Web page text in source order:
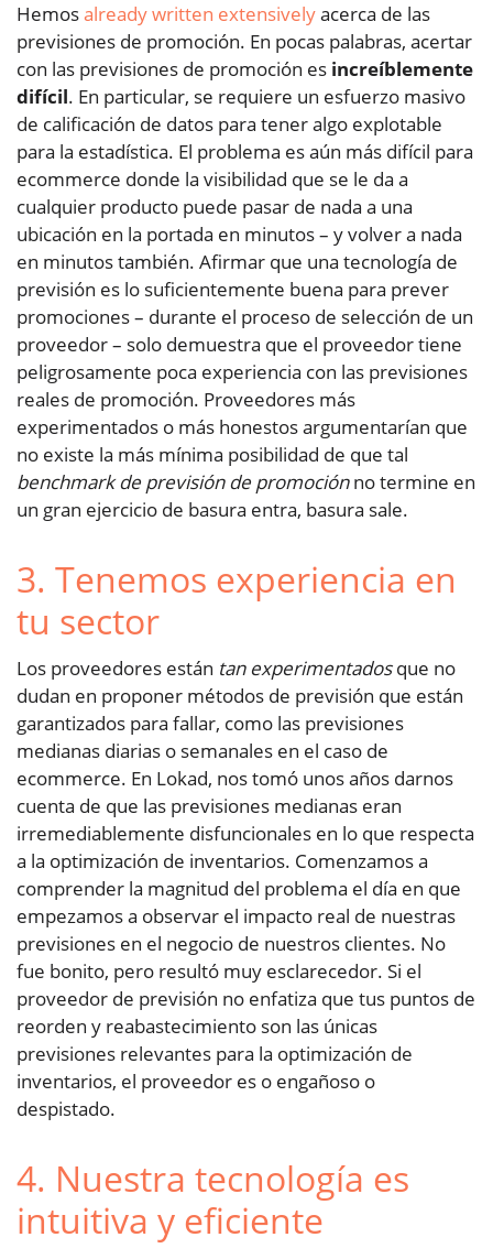
Hemosalreadywritten extensivelyacerca de las
previsiones de promoción. En pocas palabras, acertar
con las previsiones de promoción es increíblemente
difícil. En particular, se requiere un esfuerzo masivo
de calificación de datos para tener algo explotable
para la estadística. El problema es aún más difícil para
ecommerce donde la visibilidad que se le da a
cualquier producto puede pasar de nada a una
ubicación en la portada en minutos – y volver a nada
en minutos también. Afirmar que una tecnología de
previsión es lo suficientemente buena para prever
promociones – durante el proceso de selección de un
proveedor – solo demuestra que el proveedor tiene
peligrosamente poca experiencia con las previsiones
reales de promoción. Proveedores más
experimentados o más honestos argumentarían que
no existe la más mínima posibilidad de que tal
benchmark de previsión de promociónno termine en
un gran ejercicio de basura entra, basura sale.
3. Tenemos experiencia en
tu sector
Los proveedores están tan experimentadosque no
dudan en proponer métodos de previsión que están
garantizados para fallar, como las previsiones
medianas diarias o semanales en el caso de
ecommerce. En Lokad, nos tomó unos años darnos
cuenta de que las previsiones medianas eran
irremediablemente disfuncionales en lo que respecta
a la optimización de inventarios. Comenzamos a
comprender la magnitud del problema el día en que
empezamos a observar el impacto real de nuestras
previsiones en el negocio de nuestros clientes. No
fue bonito, pero resultó muy esclarecedor. Si el
proveedor de previsión no enfatiza que tus puntos de
reorden y reabastecimiento son las únicas
previsiones relevantes para la optimización de
inventarios, el proveedor es o engañoso o
despistado.
4. Nuestra tecnología es
intuitiva y eficiente